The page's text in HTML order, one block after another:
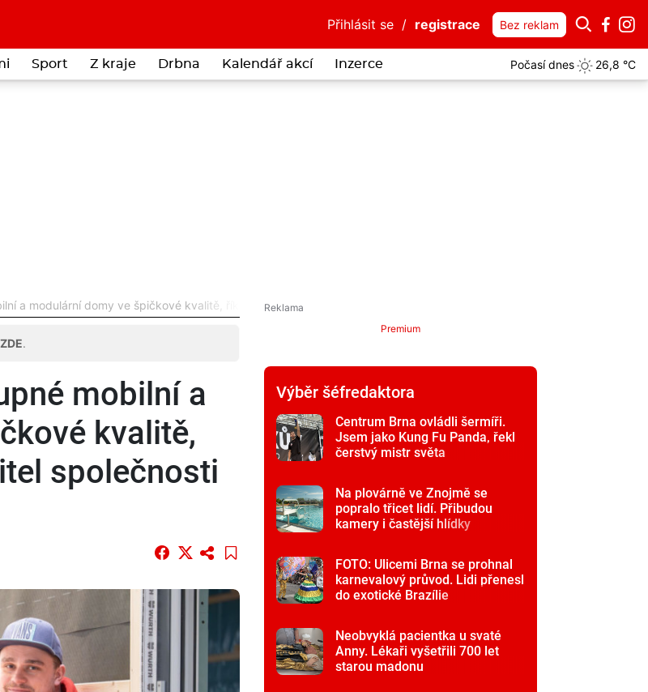
Přihlásit se / registrace Bez reklam
Sport Z kraje Drbna Kalendář akcí Inzerce Počasí dnes 26,8 °C
a modulární domy ve špičkové kvalitě, říká Lukáš Chytka, majitel společnosti ABODES
ZDE.
mobilní a
kvalitě,
společnosti
Premium
Výběr šéfredaktora
Centrum Brna ovládli šermíři.
Jsem jako Kung Fu Panda, řekl
čerstvý mistr světa
Na plovárně ve Znojmě se
popralo třicet lidí. Přibudou
kamery i častější hlídky
FOTO: Ulicemi Brna se prohnal
karnevalový průvod. Lidi přenesl
do exotické Brazílie
Neobvyklá pacientka u svaté
Anny. Lékaři vyšetřili 700 let
starou madonu